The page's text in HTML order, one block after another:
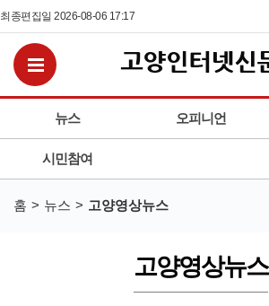
최종편집일 2026-08-06 17:17
뉴스 오피니언
시민참여
전체메뉴보기
홈 뉴스 고양영상뉴스
고양영상뉴스